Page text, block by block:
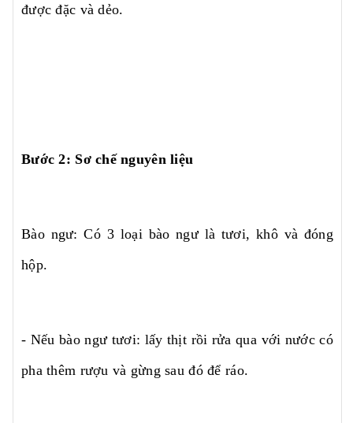
được đặc và dẻo.
Bước 2: Sơ chế nguyên liệu
Bào ngư: Có 3 loại bào ngư là tươi, khô và đóng
hộp.
- Nếu bào ngư tươi: lấy thịt rồi rửa qua với nước có
pha thêm rượu và gừng sau đó để ráo.